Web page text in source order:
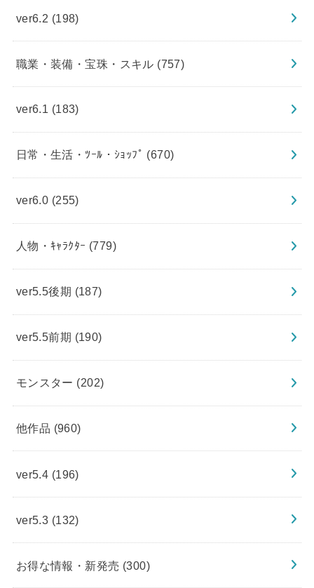
ver6.2 (198)
職業・装備・宝珠・スキル (757)
ver6.1 (183)
日常・生活・ﾂｰﾙ・ｼｮｯﾌﾟ (670)
ver6.0 (255)
人物・ｷｬﾗｸﾀｰ (779)
ver5.5後期 (187)
ver5.5前期 (190)
モンスター (202)
他作品 (960)
ver5.4 (196)
ver5.3 (132)
お得な情報・新発売 (300)